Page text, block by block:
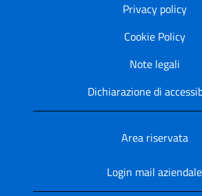
Privacy policy
Cookie Policy
Note legali
Dichiarazione di
Area riservata
Login mail aziendale